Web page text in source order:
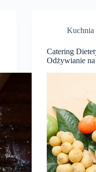
Kuchnia
Catering
Odżywianie